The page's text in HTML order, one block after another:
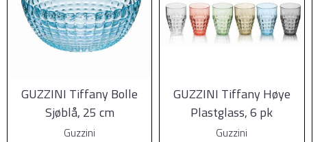
GUZZINI Tiffany Bolle
Sjøblå, 25 cm
Guzzini
GUZZINI Tiffany Høye
Plastglass, 6 pk
forskjellige farger
Guzzini